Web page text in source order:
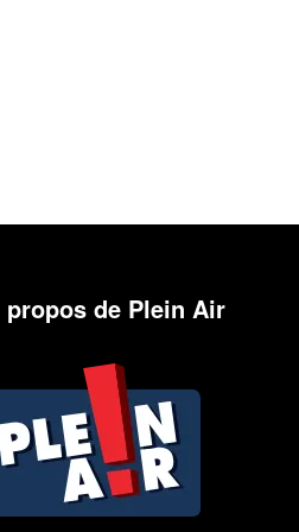
propos de Plein Air